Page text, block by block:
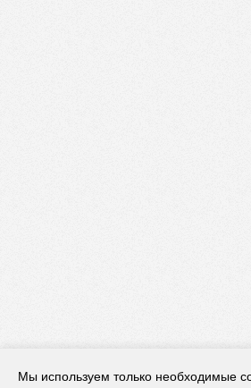
Мы используем только необходимые